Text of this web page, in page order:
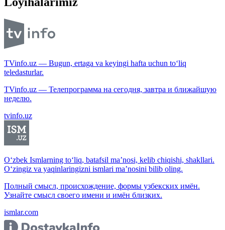
TVinfo.uz — Bugun, ertaga va keyingi hafta uchun to‘liq
teledasturlar.
TVinfo.uz — Телепрограмма на сегодня, завтра и ближайшую
неделю.
tvinfo.uz
O‘zbek Ismlarning to‘liq, batafsil ma’nosi, kelib chiqishi, shakllari.
O‘zingiz va yaqinlaringizni ismlari ma’nosini bilib oling.
Полный смысл, происхождение, формы узбекских имён.
Узнайте смысл своего имени и имён близких.
ismlar.com